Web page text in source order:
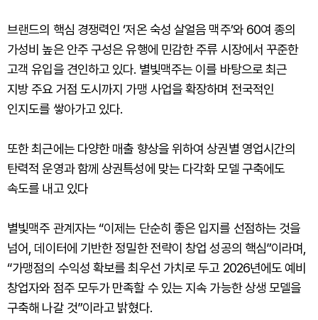
브랜드의 핵심 경쟁력인 ‘저온 숙성 살얼음 맥주’와 60여 종의
가성비 높은 안주 구성은 유행에 민감한 주류 시장에서 꾸준한
고객 유입을 견인하고 있다. 별빛맥주는 이를 바탕으로 최근
지방 주요 거점 도시까지 가맹 사업을 확장하며 전국적인
인지도를 쌓아가고 있다.
또한 최근에는 다양한 매출 향상을 위하여 상권별 영업시간의
탄력적 운영과 함께 상권특성에 맞는 다각화 모델 구축에도
속도를 내고 있다
별빛맥주 관계자는 “이제는 단순히 좋은 입지를 선점하는 것을
넘어, 데이터에 기반한 정밀한 전략이 창업 성공의 핵심”이라며,
“가맹점의 수익성 확보를 최우선 가치로 두고 2026년에도 예비
창업자와 점주 모두가 만족할 수 있는 지속 가능한 상생 모델을
구축해 나갈 것”이라고 밝혔다.